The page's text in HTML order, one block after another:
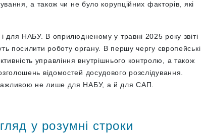
а також чи не було корупційних факторів, які
для НАБУ. В оприлюдненому у травні 2025 року звіті
посилити роботу органу. В першу чергу європейські
управління внутрішнього контролю, а також
відомостей досудового розслідування.
не лише для НАБУ, а й для САП.
у розумні строки